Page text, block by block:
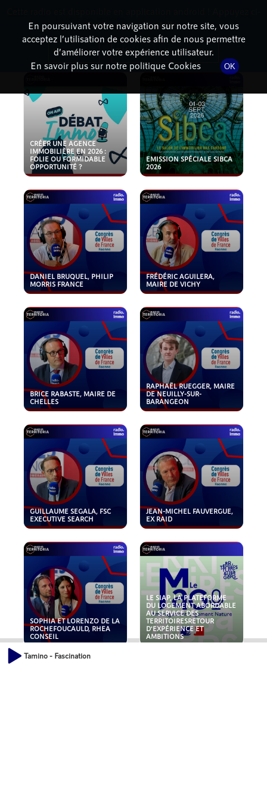
PODCASTS
CRÉER UNE AGENCE
IMMOBILIÈRE EN 2026 :
FOLIE OU FORMIDABLE
OPPORTUNITÉ ?
EMISSION SPÉCIALE SIBCA
2026
DANIEL BRUQUEL, PHILIP
MORRIS FRANCE
FRÉDÉRIC AGUILERA,
MAIRE DE VICHY
BRICE RABASTE, MAIRE DE
CHELLES
RAPHAËL RUEGGER, MAIRE
DE NEUILLY-SUR-
BARANGEON
GUILLAUME SEGALA, FSC
EXECUTIVE SEARCH
JEAN-MICHEL FAUVERGUE,
EX RAID
SOPHIA ET LORENZO DE LA
ROCHEFOUCAULD, RHEA
CONSEIL
LE SIAP, LA PLATEFORME
DU LOGEMENT ABORDABLE
AU SERVICE DES
TERRITOIRESRETOUR
D'EXPÉRIENCE ET
AMBITIONS
Tamino - Fascination
En poursuivant votre navigation sur notre site, vous
acceptez l’utilisation de cookies afin de nous permettre
d’améliorer votre expérience utilisateur.
En savoir plus sur notre politique Cookies
OK
dessous pour l'installer.
Non merci Télécharger l'application